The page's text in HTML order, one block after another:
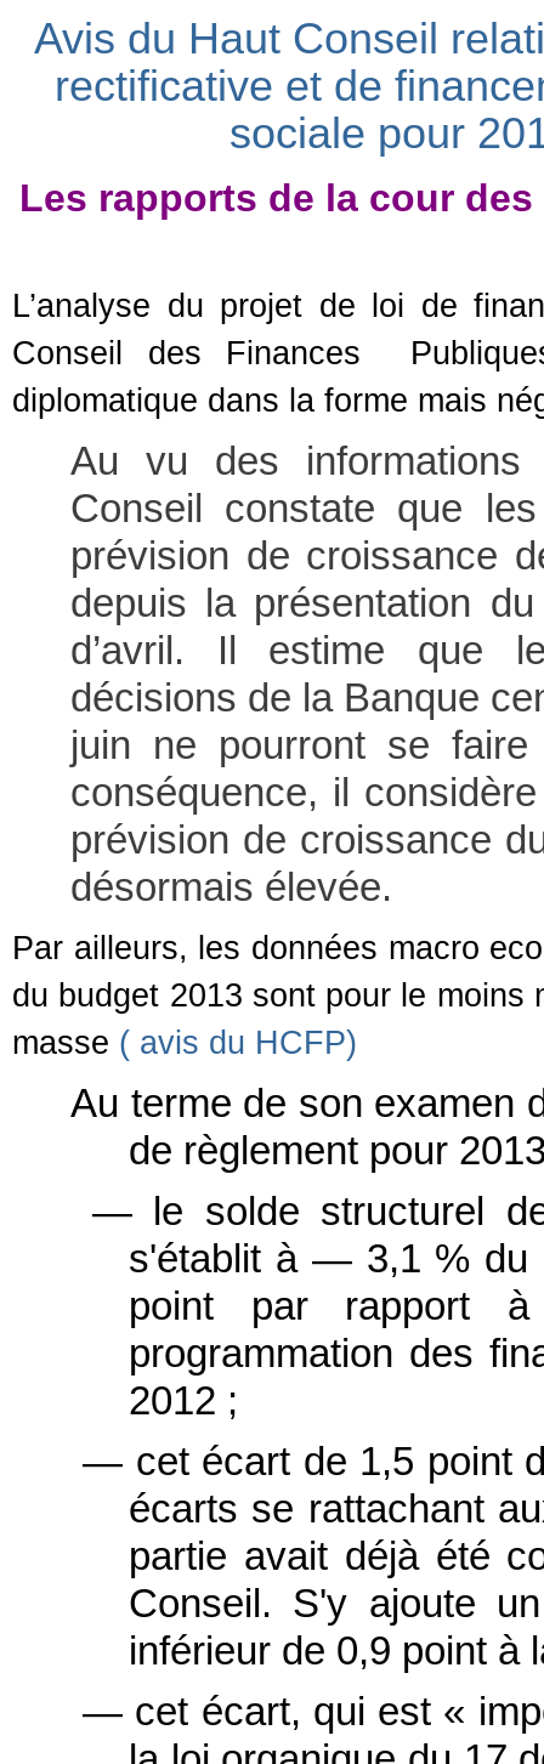
Avis du Haut Conseil
rectificative et de
sociale pour
Les rapports de la cour
L’analyse du projet de loi de
Conseil des Finances
diplomatique dans la forme mais
Au vu des
Conseil constate que
prévision de croissance
depuis la présentation
d’avril. Il estime que
décisions de la Banque
juin ne pourront se faire
conséquence, il
prévision de croissance
désormais élevée.
Par ailleurs, les données macro
du budget 2013 sont pour le
masse ( avis du HCFP)
Au terme de son examen
de règlement pour
― le solde structurel
s'établit à ― 3,1 % du
point par rapport
programmation des
2012 ;
― cet écart de 1,5 point
écarts se rattachant
partie avait déjà été
Conseil. S'y ajoute
inférieur de 0,9 point à
― cet écart, qui est «